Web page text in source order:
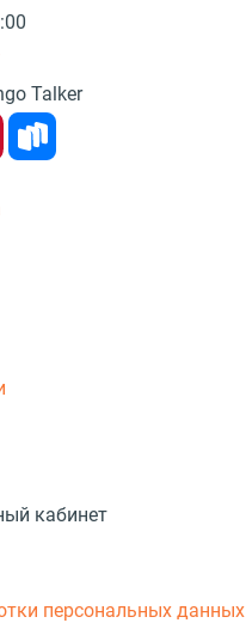
Talker
кабинет
персональных данных